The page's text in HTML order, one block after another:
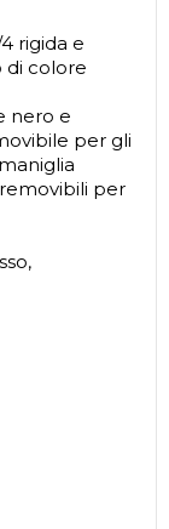
rigida e
di colore
nero e
per gli
per